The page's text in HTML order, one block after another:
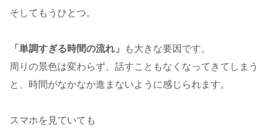
そしてもうひとつ。
「単調すぎる時間の流れ」
も大きな要因です。
周りの景色は変わらず、話すこともなくなってきてしまう
と、時間がなかなか進まないように感じられます。
スマホを見ていても